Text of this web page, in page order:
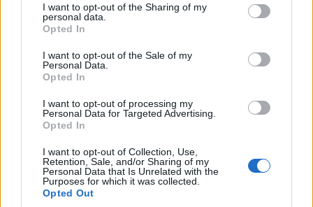
not limited to your visit or usage behaviour. You may click to
grant or deny consent to Google and its third-party tags to
use your data for below specified purposes in below Google
consent section.
I want to opt-out of the Sharing of my
personal data.
Opted In
I want to opt-out of the Sale of my
Personal Data.
Opted In
I want to opt-out of processing my
Personal Data for Targeted Advertising.
Opted In
I want to opt-out of Collection, Use,
Retention, Sale, and/or Sharing of my
Personal Data that Is Unrelated with the
Purposes for which it was collected.
Opted Out
un impegno. Dobbiamo ricordarci che siamo
uomini e donne, consiglieri e consigliere che
rappresentano una intera regione. Non
possiamo svilire il lavoro di questo Consiglio
regionale”.
questa bulimia emendativa che si è
scatenata in questa e in altre occasioni”
contro gli altri”.Si tratta, ha proseguito, di
“una legge che ha avuto un iter importante e
non deve essere vittima di volontà che si